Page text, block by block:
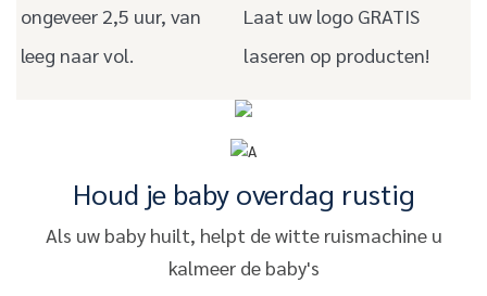
ongeveer 2,5 uur, van
leeg naar vol.
Laat uw logo GRATIS
laseren op producten!
Houd je baby overdag rustig
Als uw baby huilt, helpt de witte ruismachine u
kalmeer de baby's